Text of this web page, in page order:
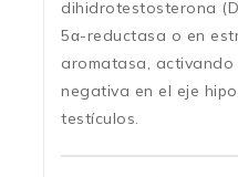
dihidrotestosterona
5α-reductasa o en
aromatasa,
negativa en el eje
testículos.